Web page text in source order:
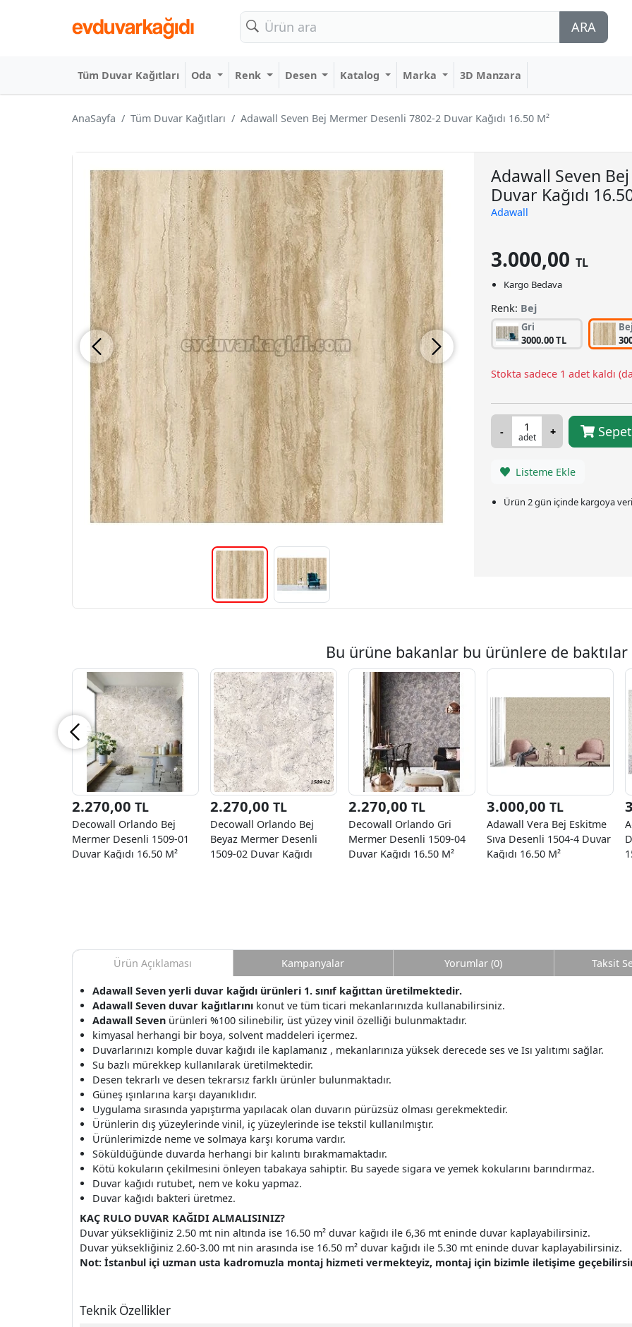
ARA
Tüm Duvar Kağıtları Oda Renk Desen Katalog Marka 3D Manzara
AnaSayfa Tüm Duvar Kağıtları
Adawall Seven Bej Mermer Desenli 7802-2 Duvar Kağıdı 16.50 M²
Adawall Seven
Duvar Kağıdı
Adawall
3.000,00 TL
Kargo Bedava
Renk: Bej
Gri
3000.00 TL
Bej
Stokta sadece 1 adet kaldı
adet
Listeme Ekle
Ürün 2 gün içinde kargoya
Bu ürüne bakanlar bu ürünlere de baktılar
2.270,00 TL
Decowall Orlando Bej
Mermer Desenli 1509-01
Duvar Kağıdı 16.50 M²
2.270,00 TL
Decowall Orlando Bej
Beyaz Mermer Desenli
1509-02 Duvar Kağıdı
2.270,00 TL
Decowall Orlando Gri
Mermer Desenli 1509-04
Duvar Kağıdı 16.50 M²
3.000,00 TL
Adawall Vera Bej Eskitme
Sıva Desenli 1504-4 Duvar
Kağıdı 16.50 M²
Ürün Açıklaması
Adawall Seven yerli duvar kağıdı ürünleri 1. sınıf kağıttan üretilmektedir.
Adawall Seven duvar kağıtlarını konut ve tüm ticari mekanlarınızda kullanabilirsiniz.
Adawall Seven ürünleri %100 silinebilir, üst yüzey vinil özelliği bulunmaktadır.
kimyasal herhangi bir boya, solvent maddeleri içermez.
Duvarlarınızı komple duvar kağıdı ile kaplamanız , mekanlarınıza yüksek derecede ses ve Isı yalıtımı sağlar.
Su bazlı mürekkep kullanılarak üretilmektedir.
Desen tekrarlı ve desen tekrarsız farklı ürünler bulunmaktadır.
Güneş ışınlarına karşı dayanıklıdır.
Uygulama sırasında yapıştırma yapılacak olan duvarın pürüzsüz olması gerekmektedir.
Ürünlerin dış yüzeylerinde vinil, iç yüzeylerinde ise tekstil kullanılmıştır.
Ürünlerimizde neme ve solmaya karşı koruma vardır.
Söküldüğünde duvarda herhangi bir kalıntı bırakmamaktadır.
Kötü kokuların çekilmesini önleyen tabakaya sahiptir. Bu sayede sigara ve yemek kokularını barındırmaz.
Duvar kağıdı rutubet, nem ve koku yapmaz.
Duvar kağıdı bakteri üretmez.
KAÇ RULO DUVAR KAĞIDI ALMALISINIZ?
Duvar yüksekliğiniz 2.50 mt nin altında ise 16.50 m² duvar kağıdı ile 6,36 mt eninde duvar kaplayabilirsiniz.
Duvar yüksekliğiniz 2.60-3.00 mt nin arasında ise 16.50 m² duvar kağıdı ile 5.30 mt eninde duvar kaplayabilirsiniz.
Not: İstanbul içi uzman usta kadromuzla montaj hizmeti vermekteyiz, montaj için bizimle iletişime
Teknik Özellikler
Kampanyalar Yorumlar (0) Taksit